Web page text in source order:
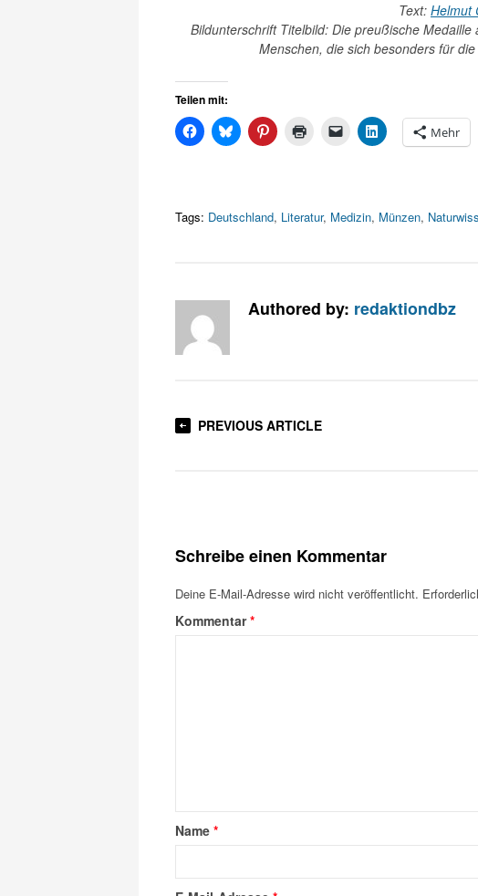
Text: Helmut
Bildunterschrift Titelbild: Die preußische
Menschen, die sich besonders für
Teilen mit:
Mehr
Tags: Deutschland, Literatur, Medizin, Münzen,
Authored by: redaktiondbz
PREVIOUS ARTICLE
Schreibe einen Kommentar
Deine E-Mail-Adresse wird nicht veröffentlicht.
Kommentar*
Name *